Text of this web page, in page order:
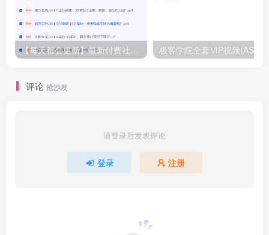
【每天都会更新】最新付费社群公众号文章 极客学院全套ⅥP视频(AS版)
评论 抢沙发
请登录后发表评论
登录 注册